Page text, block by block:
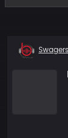
Neuer
Follower
Swagers